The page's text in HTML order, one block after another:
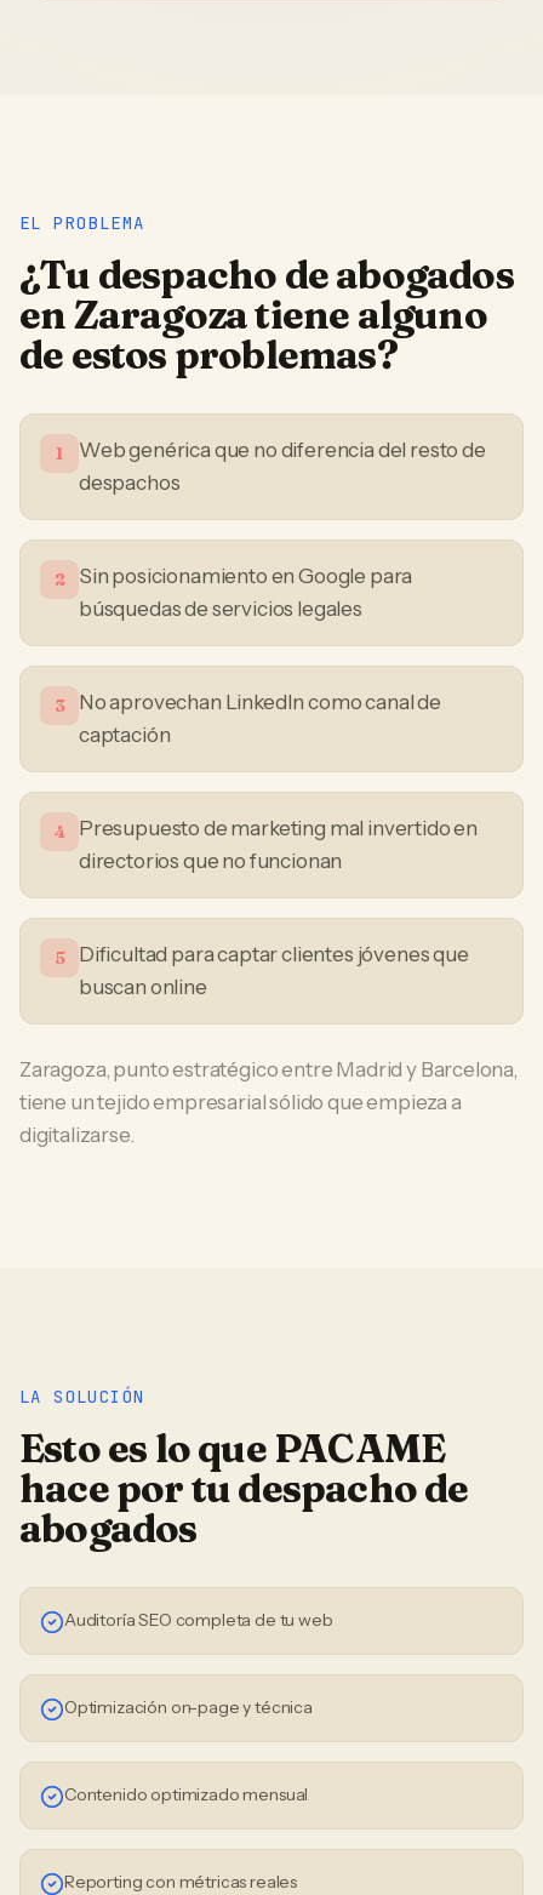
EL PROBLEMA
¿Tu despacho de abogados
enZaragozatiene alguno
de estos problemas?
1
Web genérica que no diferencia del resto de
despachos
2
Sin posicionamiento en Google para
búsquedas de servicios legales
3
No aprovechan LinkedIn como canal de
captación
4
Presupuesto de marketing mal invertido en
directorios que no funcionan
5
Dificultad para captar clientes jóvenes que
buscan online
Zaragoza, punto estratégico entre Madrid y Barcelona,
tiene un tejido empresarial sólido que empieza a
digitalizarse.
LA SOLUCIÓN
Esto es lo que PACAME
hace por tudespacho de
abogados
Auditoría SEO completa de tu web
Optimización on-page y técnica
Contenido optimizado mensual
Reporting con métricas reales